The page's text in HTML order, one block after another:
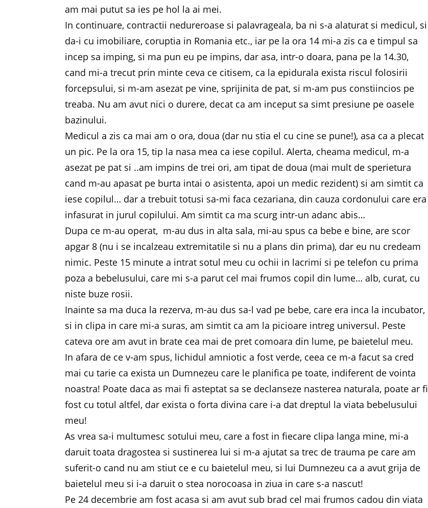
am mai putut sa ies pe hol la ai mei.
In continuare, contractii nedureroase si palavrageala, ba ni s-a alaturat si medicul, si
da-i cu imobiliare, coruptia in Romania etc., iar pe la ora 14 mi-a zis ca e timpul sa
incep sa imping, si ma pun eu pe impins, dar asa, intr-o doara, pana pe la 14.30,
cand mi-a trecut prin minte ceva ce citisem, ca la epidurala exista riscul folosirii
forcepsului, si m-am asezat pe vine, sprijinita de pat, si m-am pus constiincios pe
treaba. Nu am avut nici o durere, decat ca am inceput sa simt presiune pe oasele
bazinului.
Medicul a zis ca mai am o ora, doua (dar nu stia el cu cine se pune!), asa ca a plecat
un pic. Pe la ora 15, tip la nasa mea ca iese copilul. Alerta, cheama medicul, m-a
asezat pe pat si ..am impins de trei ori, am tipat de doua (mai mult de sperietura
cand m-au apasat pe burta intai o asistenta, apoi un medic rezident) si am simtit ca
iese copilul… dar a trebuit totusi sa-mi faca cezariana, din cauza cordonului care era
infasurat in jurul copilului. Am simtit ca ma scurg intr-un adanc abis…
Dupa ce m-au operat, m-au dus in alta sala, mi-au spus ca bebe e bine, are scor
apgar 8 (nu i se incalzeau extremitatile si nu a plans din prima), dar eu nu credeam
nimic. Peste 15 minute a intrat sotul meu cu ochii in lacrimi si pe telefon cu prima
poza a bebelusului, care mi s-a parut cel mai frumos copil din lume… alb, curat, cu
niste buze rosii.
Inainte sa ma duca la rezerva, m-au dus sa-l vad pe bebe, care era inca la incubator,
si in clipa in care mi-a suras, am simtit ca am la picioare intreg universul. Peste
cateva ore am avut in brate cea mai de pret comoara din lume, pe baietelul meu.
In afara de ce v-am spus, lichidul amniotic a fost verde, ceea ce m-a facut sa cred
mai cu tarie ca exista un Dumnezeu care le planifica pe toate, indiferent de vointa
noastra! Poate daca as mai fi asteptat sa se declanseze nasterea naturala, poate ar fi
fost cu totul altfel, dar exista o forta divina care i-a dat dreptul la viata bebelusului
meu!
As vrea sa-i multumesc sotului meu, care a fost in fiecare clipa langa mine, mi-a
daruit toata dragostea si sustinerea lui si m-a ajutat sa trec de trauma pe care am
suferit-o cand nu am stiut ce e cu baietelul meu, si lui Dumnezeu ca a avut grija de
baietelul meu si i-a daruit o stea norocoasa in ziua in care s-a nascut!
Pe 24 decembrie am fost acasa si am avut sub brad cel mai frumos cadou din viata